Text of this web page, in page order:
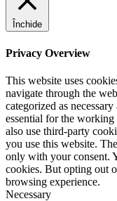
Închide
Privacy Overview
This website uses
navigate through the
categorized as
essential for the
also use third-party
you use this website.
only with your consent.
cookies. But opting out
browsing experience.
Necessary